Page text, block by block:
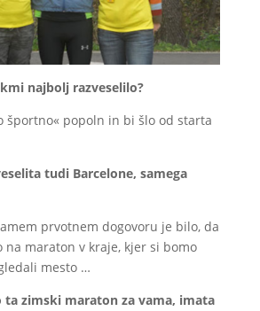
najbolj razveselilo?
športno« popoln in bi šlo od starta
tudi Barcelone, samega
prvotnem dogovoru je bilo, da
na maraton v kraje, kjer si bomo
mesto …
zimski maraton za vama, imata